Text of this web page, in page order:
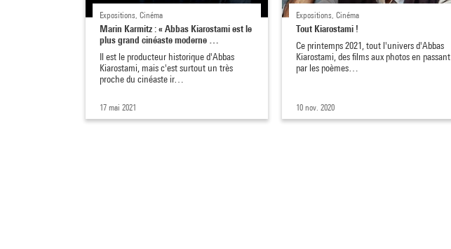
Expositions, Cinéma
Marin Karmitz : « Abbas Kiarostami est le
plus grand cinéaste moderne …
Il est le producteur historique d'Abbas
Kiarostami, mais c'est surtout un très
proche du cinéaste ir…
17 mai 2021
Expositions, Cinéma
Tout Kiarostami !
Ce printemps 2021, tout l'univers d'Abbas
Kiarostami, des films aux photos en passant
par les poèmes…
10 nov. 2020